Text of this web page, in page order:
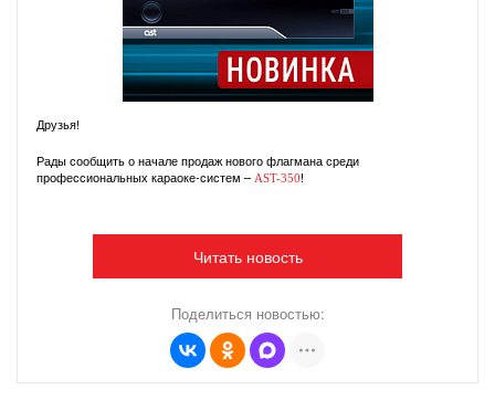
Друзья!
Рады сообщить о начале продаж нового флагмана среди
профессиональных караоке-систем – AST-350!
Читать новость
Поделиться новостью: